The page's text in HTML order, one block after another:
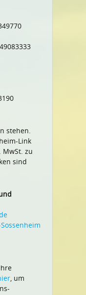
stehen.
Link
MwSt. zu
sind
, um